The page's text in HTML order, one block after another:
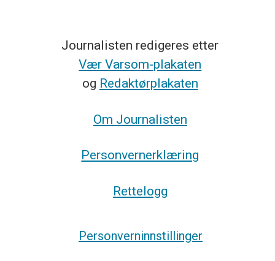
Journalisten redigeres etter
Vær Varsom-plakaten
og Redaktørplakaten
Om Journalisten
Personvernerklæring
Rettelogg
Personverninnstillinger